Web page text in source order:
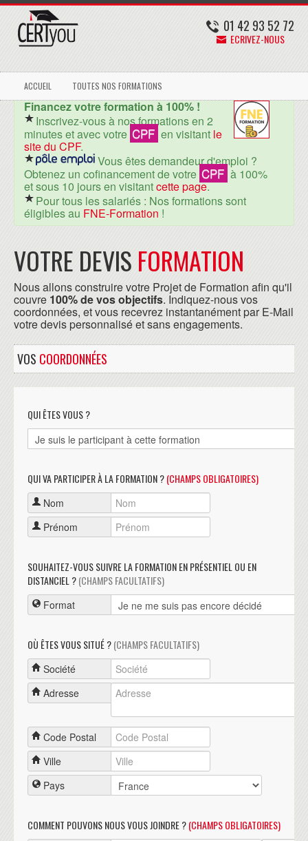
01 42 93 52 72
ECRIVEZ-NOUS
ACCUEIL TOUTES NOS FORMATIONS
Financez votre formation à 100% !
Inscrivez-vous à nos formations en 2
minutes et avec votre CPF en visitant le
site du CPF.
Vous êtes demandeur d'emploi ?
Obtenez un cofinancement de votre CPF à 100%
et sous 10 jours en visitantcette page.
Pour tous les salariés : Nos formations sont
éligibles au FNE-Formation !
VOTRE DEVIS FORMATION
Nous allons construire votre Projet de Formation afin qu'il
couvre 100% de vos objectifs. Indiquez-nous vos
coordonnées, et vous recevrez instantanément par E-Mail
votre devis personnalisé et sans engagements.
VOS COORDONNÉES
QUI ÊTES VOUS ?
QUI VA PARTICIPER À LA FORMATION ?(CHAMPS OBLIGATOIRES)
Nom
Prénom
SOUHAITEZ-VOUS SUIVRE LA FORMATION EN PRÉSENTIEL OU EN
DISTANCIEL ?(CHAMPS FACULTATIFS)
Format
OÙ ÊTES VOUS SITUÉ ?(CHAMPS FACULTATIFS)
Société
Adresse
Code Postal
Ville
Pays
COMMENT POUVONS NOUS VOUS JOINDRE ?(CHAMPS OBLIGATOIRES)